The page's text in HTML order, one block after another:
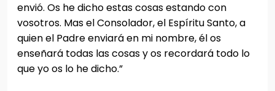
envió. Os he dicho estas cosas estando con
vosotros. Mas el Consolador, el Espíritu Santo, a
quien el Padre enviará en mi nombre, él os
enseñará todas las cosas y os recordará todo lo
que yo os lo he dicho.”